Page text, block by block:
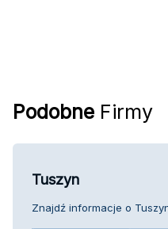
Podobne Firmy
Tuszyn
Znajdź informacje o